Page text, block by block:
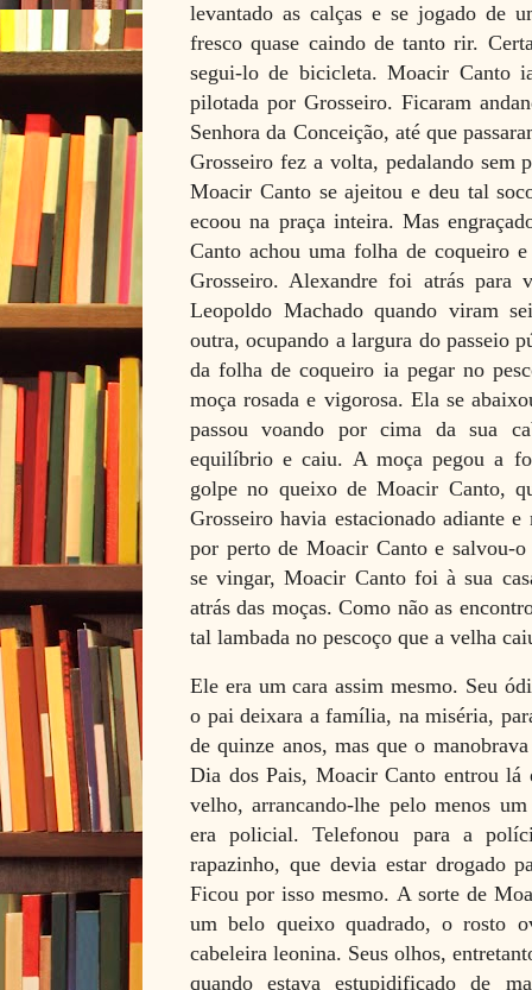
levantado as calças e se jogado de
fresco quase caindo de tanto rir.
segui-lo de bicicleta. Moacir Canto
pilotada por Grosseiro. Ficaram
Senhora da Conceição, até que
Grosseiro fez a volta, pedalando sem
Moacir Canto se ajeitou e deu tal
ecoou na praça inteira. Mas
Canto achou uma folha de coqueiro
Grosseiro. Alexandre foi atrás para
Leopoldo Machado quando viram
outra, ocupando a largura do passeio
da folha de coqueiro ia pegar no
moça rosada e vigorosa. Ela se
passou voando por cima da sua
equilíbrio e caiu. A moça pegou a
golpe no queixo de Moacir Canto,
Grosseiro havia estacionado adiante
por perto de Moacir Canto e salvou-o
se vingar, Moacir Canto foi à sua
atrás das moças. Como não as
tal lambada no pescoço que a velha
Ele era um cara assim mesmo. Seu
o pai deixara a família, na miséria,
de quinze anos, mas que o
Dia dos Pais, Moacir Canto entrou lá
velho, arrancando-lhe pelo menos
era policial. Telefonou para a
rapazinho, que devia estar drogado
Ficou por isso mesmo. A sorte de
um belo queixo quadrado, o rosto
cabeleira leonina. Seus olhos,
quando estava estupidificado de